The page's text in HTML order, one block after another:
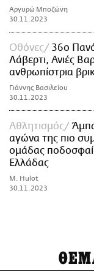
Αργυρώ Μποζώνη
30.11.2023
Οθόνες
36ο
Λάβερτι, Ανιές
ανθρωπίστρια
Γιάννης Βασιλείου
30.11.2023
Αθλητισμός
αγώνα της πιο
ομάδας
Ελλάδας
M. Hulot
30.11.2023